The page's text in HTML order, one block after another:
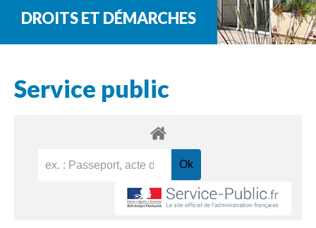
DROITS ET DÉMARCHES
Service public